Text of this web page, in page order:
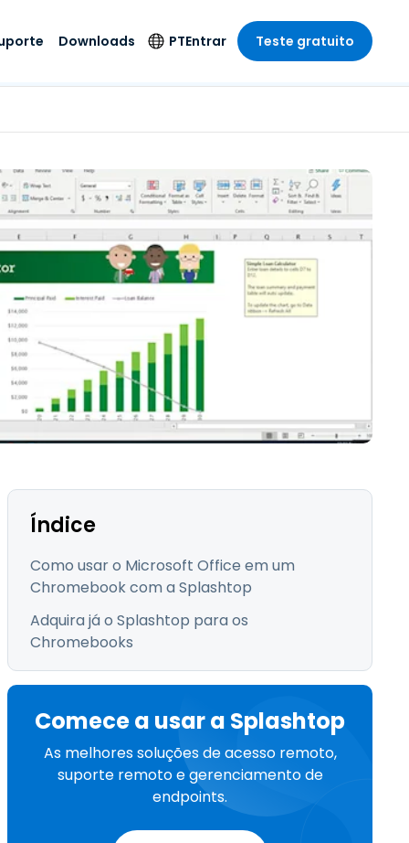
com
de
On-
Antivírus
Detecção e
Resposta de
Endpoint
Foxpass Acesso e
Controle Wi-Fi
Espaço de Trabalho
Seguro Zero Trust
Shield (Anti-fraude)
Todos os Produtos
Sector Público
e Design
e Finanças
os Setores
Sistema
Downloads PT
Deutsch
Español
Français
Italiano
Nederlands
Português
简体中文
繁體中文
日本語
ภาษาไทย
Entrar Teste gratuito
Índice
Como usar o Microsoft Office em um
Chromebook com a Splashtop
Adquira já o Splashtop para os
Chromebooks
Comece a usar a Splashtop
As melhores soluções de acesso remoto,
suporte remoto e gerenciamento de
endpoints.